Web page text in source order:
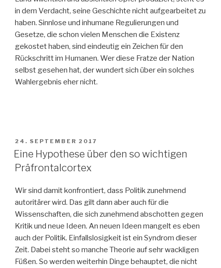
in dem Verdacht, seine Geschichte nicht aufgearbeitet zu
haben. Sinnlose und inhumane Regulierungen und
Gesetze, die schon vielen Menschen die Existenz
gekostet haben, sind eindeutig ein Zeichen für den
Rückschritt im Humanen. Wer diese Fratze der Nation
selbst gesehen hat, der wundert sich über ein solches
Wahlergebnis eher nicht.
VERÖFFENTLICHT
AM
24. SEPTEMBER 2017
Eine Hypothese über den so wichtigen
Präfrontalcortex
Wir sind damit konfrontiert, dass Politik zunehmend
autoritärer wird. Das gilt dann aber auch für die
Wissenschaften, die sich zunehmend abschotten gegen
Kritik und neue Ideen. An neuen Ideen mangelt es eben
auch der Politik. Einfallslosigkeit ist ein Syndrom dieser
Zeit. Dabei steht so manche Theorie auf sehr wackligen
Füßen. So werden weiterhin Dinge behauptet, die nicht